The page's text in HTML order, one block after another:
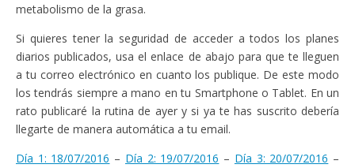
metabolismo de la grasa.
Si quieres tener la seguridad de acceder a todos los planes
diarios publicados, usa el enlace de abajo para que te lleguen
a tu correo electrónico en cuanto los publique. De este modo
los tendrás siempre a mano en tu Smartphone o Tablet. En un
rato publicaré la rutina de ayer y si ya te has suscrito debería
llegarte de manera automática a tu email.
Día 1: 18/07/2016 – Día 2: 19/07/2016 – Día 3: 20/07/2016 –